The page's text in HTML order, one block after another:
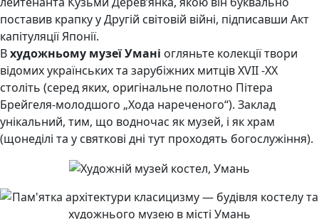
поставив крапку у Другій світовій війні, підписавши Акт
капітуляції Японії.
Вхудожньому музеї Умані огляньте колекції твори
відомих українських та зарубіжних митців XVII -ХХ
століть (серед яких, оригінальне полотно Пітера
Брейгеля-молодшого „Хода нареченого“). Заклад
унікальний, тим, що водночас як музей, і як храм
(щонеділі та у святкові дні тут проходять богослужіння).